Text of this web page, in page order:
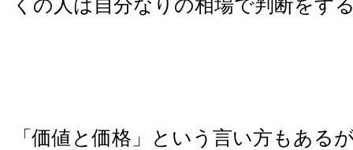
くの人は自分なりの相場で判断をす
「価値と価格」という言い方もある